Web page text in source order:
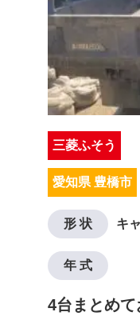
三菱ふそう
愛知県 豊橋市
形 状 キ
年 式
4台まとめて